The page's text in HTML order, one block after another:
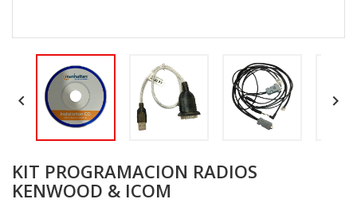
 
KIT PROGRAMACION RADIOS
KENWOOD & ICOM